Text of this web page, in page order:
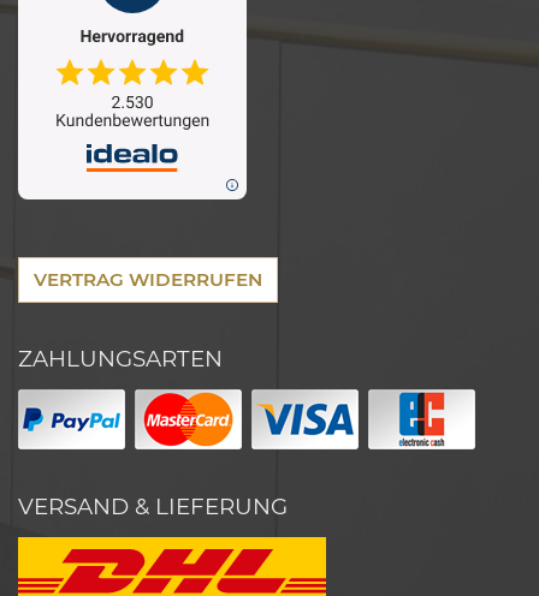
VERTRAG WIDERRUFEN
ZAHLUNGSARTEN
VERSAND & LIEFERUNG